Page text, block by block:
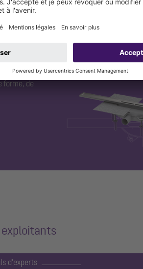
des solutions
forme, de
d'experts